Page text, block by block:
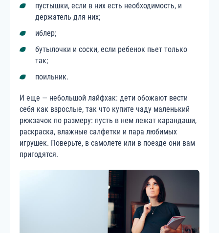
пустышки, если в них есть необходимость, и
держатель для них;
иблер;
бутылочки и соски, если ребенок пьет только
так;
поильник.
И еще — небольшой лайфхак: дети обожают вести
себя как взрослые, так что купите чаду маленький
рюкзачок по размеру: пусть в нем лежат карандаши,
раскраска, влажные салфетки и пара любимых
игрушек. Поверьте, в самолете или в поезде они вам
пригодятся.